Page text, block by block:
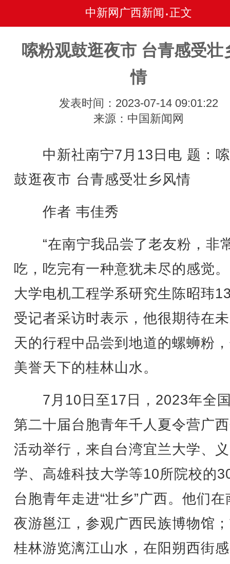
中新网广西新闻 • 正文
嗦粉观鼓逛夜市 台青感受壮
情
发表时间：2023-07-14 09:01:22
来源：中国新闻网
中新社南宁7月13日电 题：
鼓逛夜市 台青感受壮乡风情
作者 韦佳秀
“在南宁我品尝了老友粉，非
吃，吃完有一种意犹未尽的感觉
大学电机工程学系研究生陈昭玮
受记者采访时表示，他很期待在
天的行程中品尝到地道的螺蛳粉
美誉天下的桂林山水。
7月10日至17日，2023年全
第二十届台胞青年千人夏令营广
活动举行，来自台湾宜兰大学、
学、高雄科技大学等10所院校的
台胞青年走进“壮乡”广西。他们在
夜游邕江，参观广西民族博物馆
桂林游览漓江山水，在阳朔西街